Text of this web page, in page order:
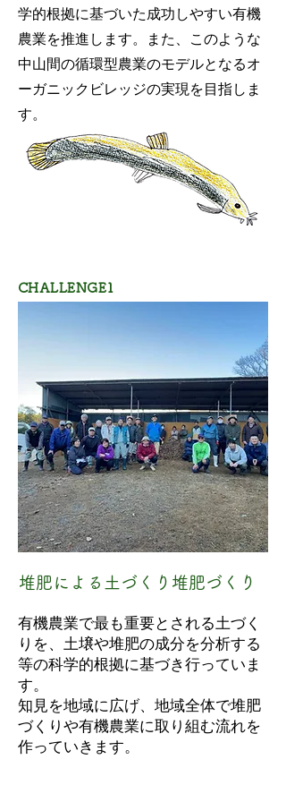
学的根拠に基づいた成功しやすい有機
農業を推進します。また、このような
中山間の循環型農業のモデルとなるオ
ーガニックビレッジの実現を目指しま
す。
CHALLENGE1
堆肥による土づくり堆肥づくり
有機農業で最も重要とされる土づく
りを、土壌や堆肥の成分を分析する
等の科学的根拠に基づき行っていま
す。
知見を地域に広げ、地域全体で堆肥
づくりや有機農業に取り組む流れを
作っていきます。